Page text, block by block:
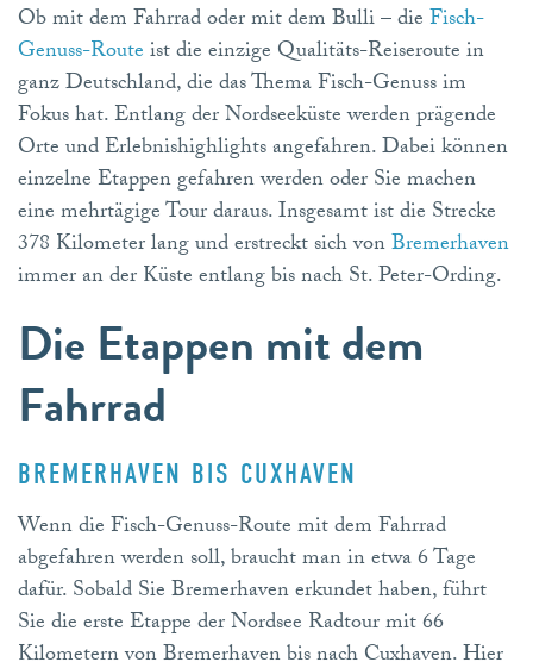
Ob mit dem Fahrrad oder mit dem Bulli – dieFisch-
Genuss-Routeist die einzige Qualitäts-Reiseroute in
ganz Deutschland, die das Thema Fisch-Genuss im
Fokus hat. Entlang der Nordseeküste werden prägende
Orte und Erlebnishighlights angefahren. Dabei können
einzelne Etappen gefahren werden oder Sie machen
eine mehrtägige Tour daraus. Insgesamt ist die Strecke
378 Kilometer lang und erstreckt sich vonBremerhaven
immer an der Küste entlang bis nach St. Peter-Ording.
Die Etappen mit dem
Fahrrad
BREMERHAVEN BIS CUXHAVEN
Wenn die Fisch-Genuss-Route mit dem Fahrrad
abgefahren werden soll, braucht man in etwa 6 Tage
dafür. Sobald Sie Bremerhaven erkundet haben, führt
Sie die erste Etappe der Nordsee Radtour mit 66